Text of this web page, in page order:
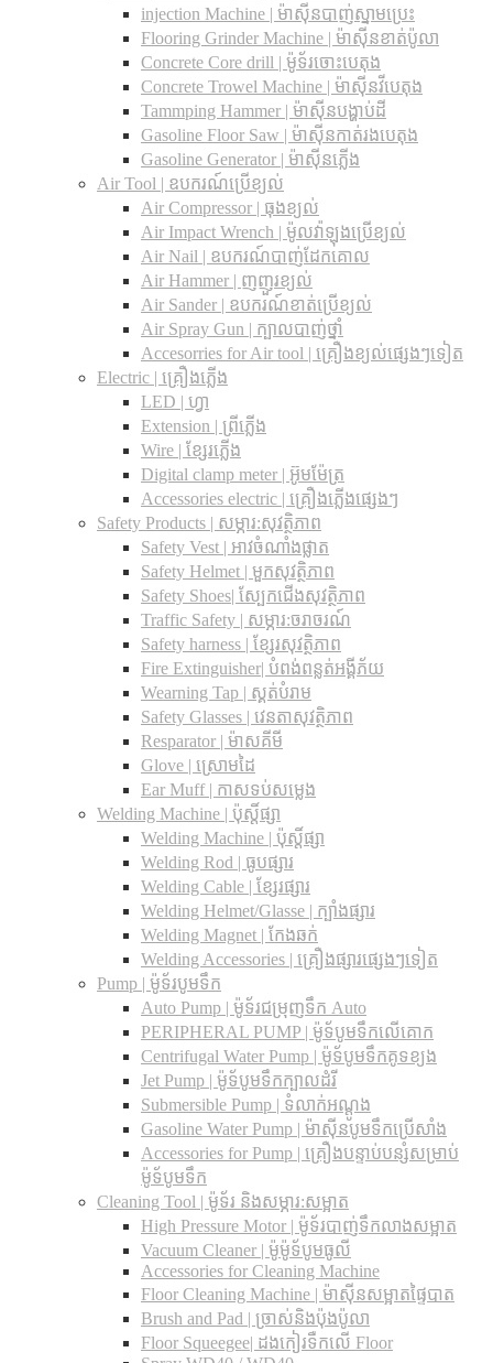
injection Machine | ម៉ាស៊ីនបាញ់ស្នាមប្រេះ
Flooring Grinder Machine | ម៉ាស៊ីនខាត់ប៉ូលា
Concrete Core drill | ម៉ូទ័រចោះបេតុង
Concrete Trowel Machine | ម៉ាស៊ីនវីបេតុង
Tammping Hammer | ម៉ាស៊ីនបង្ហាប់ដី
Gasoline Floor Saw | ម៉ាស៊ីនកាត់រងបេតុង
Gasoline Generator | ម៉ាស៊ីនភ្លើង
Air Tool | ឧបករណ៍ប្រើខ្យល់
Air Compressor | ធុងខ្យល់
Air Impact Wrench | ម៉ូលវ៉ាឡុងប្រើខ្យល់
Air Nail | ឧបករណ៍បាញ់ដែកគោល
Air Hammer | ញញួរខ្យល់
Air Sander | ឧបករណ៍ខាត់ប្រើខ្យល់
Air Spray Gun | ក្បាលបាញ់ថ្នាំ
Accesorries for Air tool | គ្រឿងខ្យល់ផ្សេងៗទៀត
Electric | គ្រឿងភ្លើង
LED | ហ្វា
Extension | ព្រីភ្លើង
Wire | ខ្សែរភ្លើង
Digital clamp meter | អ៊ូមម៉ែត្រ
Accessories electric | គ្រឿងភ្លើងផ្សេងៗ
Safety Products | សម្ភារ:សុវត្ថិភាព
Safety Vest | អាវចំណាំងផ្លាត
Safety Helmet | មួកសុវត្ថិភាព
Safety Shoes| ស្បែកជើងសុវត្ថិភាព
Traffic Safety​ | សម្ភារ:ចរាចរណ៍
Safety harness | ខ្សែរសុវត្ថិភាព
Fire Extinguisher| បំពង់ពន្លត់អង្គីភ័យ
Wearning Tap | ស្គត់បំរាម
Safety Glasses | វេនតាសុវត្ថិភាព
Resparator | ម៉ាសគីមី
Glove | ស្រោមដៃ
Ear Muff | កាសទប់សម្លេង
Welding Machine | ប៉ុស្តិ៍ផ្សា
Welding Machine | ប៉ុស្តិ៍ផ្សា
Welding Rod | ធូបផ្សារ
Welding Cable | ខ្សែរផ្សារ
Welding Helmet/Glasse | ក្បាំងផ្សារ
Welding Magnet | កែងឆក់
Welding Accessories | គ្រឿងផ្សារផ្សេងៗទៀត
Pump | ម៉ូទ័របូមទឹក
Auto Pump | ម៉ូទ័រជម្រុញទឹក Auto
PERIPHERAL PUMP | ម៉ូទ័បូមទឹកលើគោក
Centrifugal Water Pump | ម៉ូទ័បូមទឹកគូទខ្យង
Jet Pump | ម៉ូទ័បូមទឹកក្បាលដំរី
Submersible Pump | ទំលាក់អណ្តូង
Gasoline Water Pump | ម៉ាស៊ីនបូមទឹកប្រើសាំង
Accessories for Pump | គ្រឿងបន្ទាប់បន្សំសម្រាប់
ម៉ូទ័បូមទឹក
Cleaning Tool | ម៉ូទ័រ និងសម្ភារ:សម្អាត
High Pressure Motor | ម៉ូទ័របាញ់ទឹកលាងសម្អាត
Vacuum Cleaner | ម៉ូម៉ូទ័បូមធូលី
Accessories for Cleaning Machine
Floor Cleaning Machine | ម៉ាស៊ីនសម្អាតផ្ទៃបាត
Brush and Pad | ច្រាស់និងប៉ុងប៉ូលា
Floor Squeegee| ដងកៀរទឺកលើ Floor